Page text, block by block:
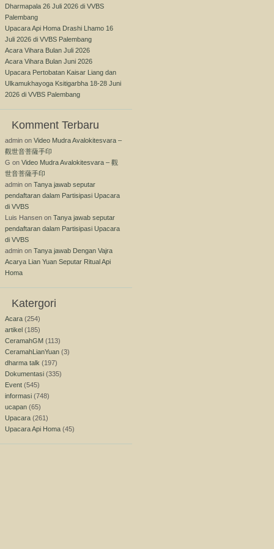
Dharmapala 26 Juli 2026 di VVBS
Palembang
Upacara Api Homa Drashi Lhamo 16
Juli 2026 di VVBS Palembang
Acara Vihara Bulan Juli 2026
Acara Vihara Bulan Juni 2026
Upacara Pertobatan Kaisar Liang dan
Ulkamukhayoga Ksitigarbha 18-28 Juni
2026 di VVBS Palembang
Komment Terbaru
admin on Video Mudra Avalokitesvara –
觀世音菩薩手印
G on Video Mudra Avalokitesvara – 觀
世音菩薩手印
admin on Tanya jawab seputar
pendaftaran dalam Partisipasi Upacara
di VVBS
Luis Hansen on Tanya jawab seputar
pendaftaran dalam Partisipasi Upacara
di VVBS
admin on Tanya jawab Dengan Vajra
Acarya Lian Yuan Seputar Ritual Api
Homa
Katergori
Acara (254)
artikel (185)
CeramahGM (113)
CeramahLianYuan (3)
dharma talk (197)
Dokumentasi (335)
Event (545)
informasi (748)
ucapan (65)
Upacara (261)
Upacara Api Homa (45)